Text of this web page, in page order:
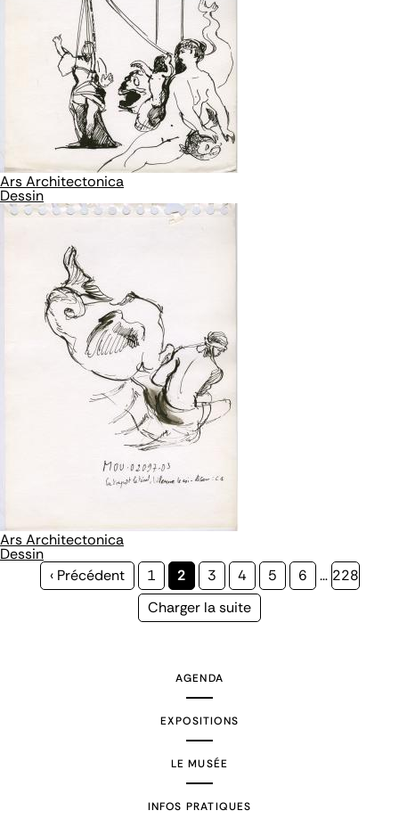
Ars Architectonica
Dessin
Ars Architectonica
Dessin
Page
‹ Précédent Page
1
Page
courante
2 Page
3 Page
4 Page
5 Page
6 … Page
228
Page
Charger la suite
AGENDA
EXPOSITIONS
LE MUSÉE
INFOS PRATIQUES